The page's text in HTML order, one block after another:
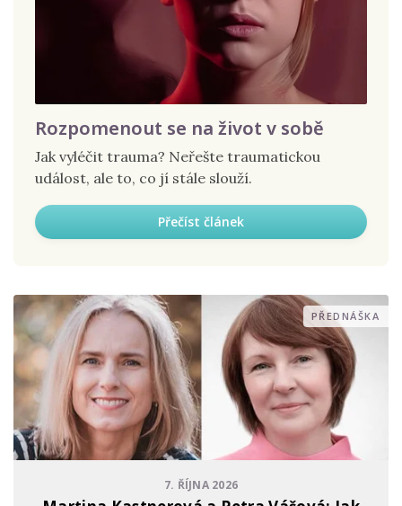
Rozpomenout se na život v sobě
Jak vyléčit trauma? Neřešte traumatickou
událost, ale to, co jí stále slouží.
Přečíst článek
PŘEDNÁŠKA
7. ŘÍJNA 2026